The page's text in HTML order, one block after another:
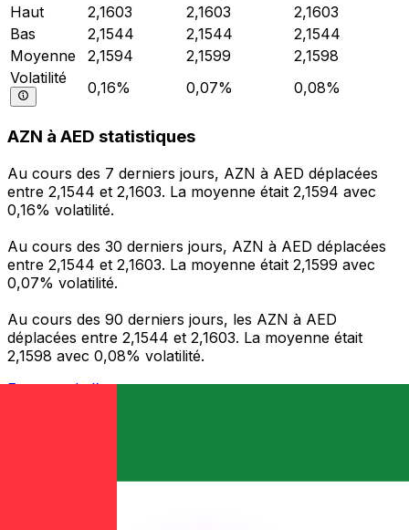
Haut
2,1603 2,1603
2,1603
Bas
2,1544 2,1544
2,1544
Moyenne
2,1594 2,1599
2,1598
Volatilité
0,16% 0,07% 0,08%
AZN à AED statistiques
Au cours des 7 derniers jours, AZN à AED déplacées
entre 2,1544 et 2,1603. La moyenne était 2,1594 avec
0,16% volatilité.
Au cours des 30 derniers jours, AZN à AED déplacées
entre 2,1544 et 2,1603. La moyenne était 2,1599 avec
0,07% volatilité.
Au cours des 90 derniers jours, les AZN à AED
déplacées entre 2,1544 et 2,1603. La moyenne était
2,1598 avec 0,08% volatilité.
Envoyer de l’argent
L'application Xe réunit toutes les fonctionnalités